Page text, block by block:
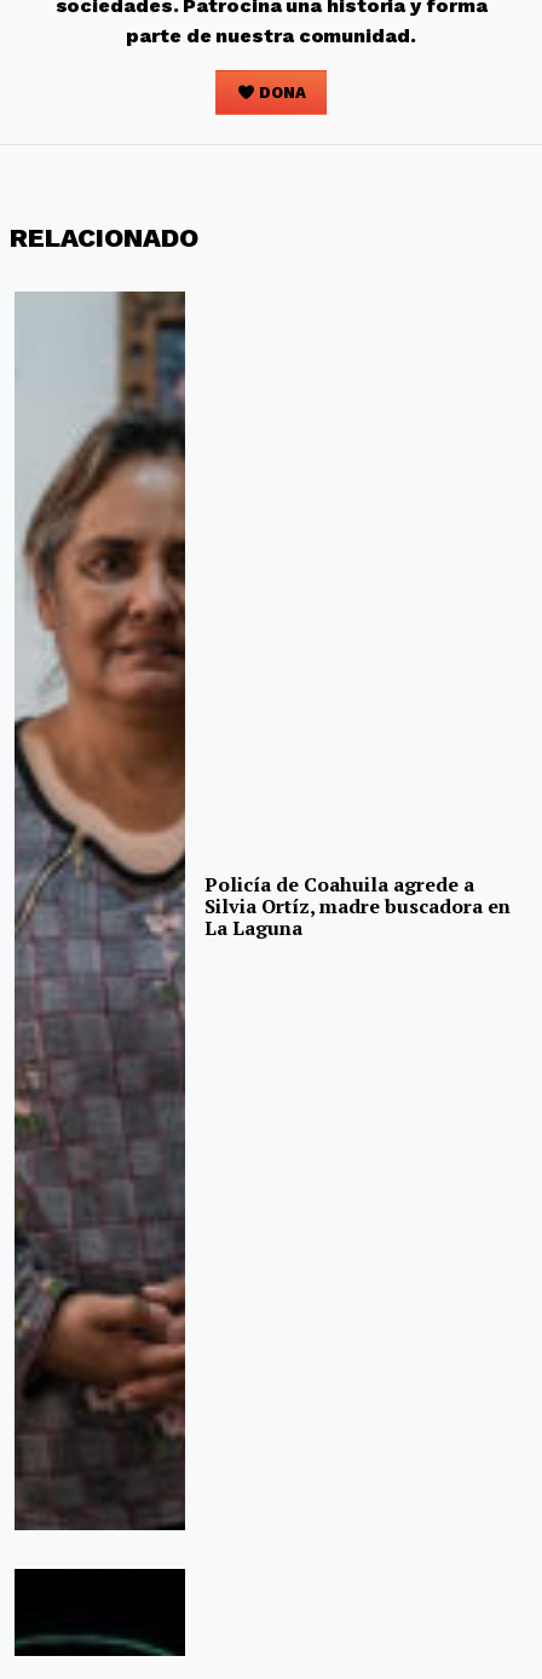
sociedades. Patrocina una historia y forma
parte de nuestra comunidad.
DONA
RELACIONADO
Policía de Coahuila agrede a
Silvia Ortíz, madre buscadora en
La Laguna